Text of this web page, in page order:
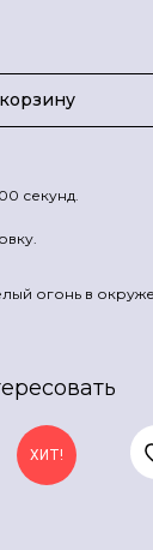
секунд.
огонь в
ХИТ!